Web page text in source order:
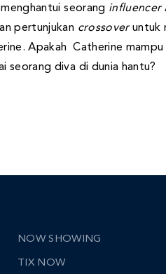
seorang influencer
pertunjukan crossoveruntuk
Apakah Catherine mampu
seorang diva di dunia hantu?
NOW SHOWING
TIX NOW